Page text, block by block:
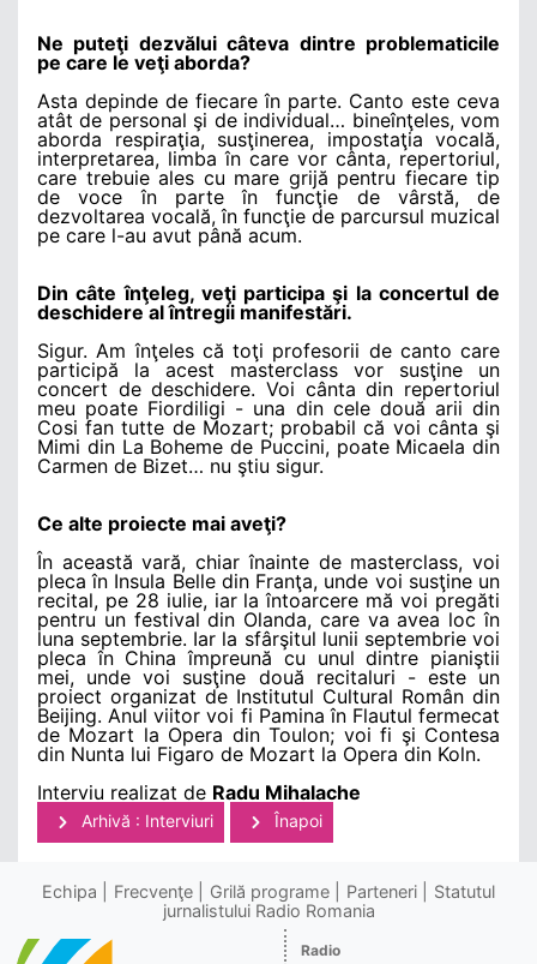
Ne puteţi dezvălui câteva dintre problematicile
pe care le veţi aborda?
Asta depinde de fiecare în parte. Canto este ceva
atât de personal şi de individual… bineînţeles, vom
aborda respiraţia, susţinerea, impostaţia vocală,
interpretarea, limba în care vor cânta, repertoriul,
care trebuie ales cu mare grijă pentru fiecare tip
de voce în parte în funcţie de vârstă, de
dezvoltarea vocală, în funcţie de parcursul muzical
pe care l-au avut până acum.
Din câte înţeleg, veţi participa şi la concertul de
deschidere al întregii manifestări.
Sigur. Am înţeles că toţi profesorii de canto care
participă la acest masterclass vor susţine un
concert de deschidere. Voi cânta din repertoriul
meu poate Fiordiligi - una din cele două arii din
Cosi fan tutte de Mozart; probabil că voi cânta şi
Mimi din La Boheme de Puccini, poate Micaela din
Carmen de Bizet… nu ştiu sigur.
Ce alte proiecte mai aveţi?
În această vară, chiar înainte de masterclass, voi
pleca în Insula Belle din Franţa, unde voi susţine un
recital, pe 28 iulie, iar la întoarcere mă voi pregăti
pentru un festival din Olanda, care va avea loc în
luna septembrie. Iar la sfârşitul lunii septembrie voi
pleca în China împreună cu unul dintre pianiştii
mei, unde voi susţine două recitaluri - este un
proiect organizat de Institutul Cultural Român din
Beijing. Anul viitor voi fi Pamina în Flautul fermecat
de Mozart la Opera din Toulon; voi fi şi Contesa
din Nunta lui Figaro de Mozart la Opera din Koln.
Interviu realizat de Radu Mihalache
Arhivă : Interviuri Înapoi
Echipa Frecvenţe Grilă programe Parteneri
Statutul
jurnalistului Radio Romania
Radio